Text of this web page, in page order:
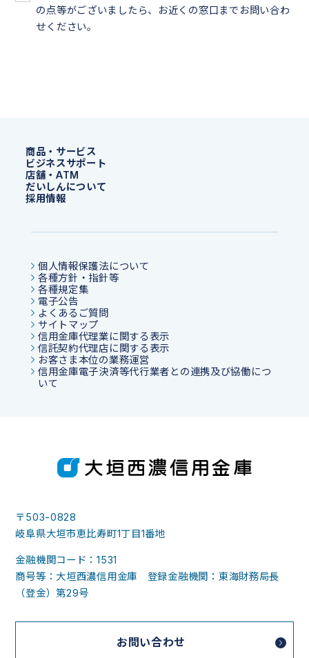
の点等がございましたら、お近くの窓口までお問い合わ
せください。
商品・サービス
ビジネスサポート
店舗・ATM
だいしんについて
採用情報
個人情報保護法について
各種方針・指針等
各種規定集
電子公告
よくあるご質問
サイトマップ
信用金庫代理業に関する表示
信託契約代理店に関する表示
お客さま本位の業務運営
信用金庫電子決済等代行業者との連携及び協働につ
いて
〒503-0828
岐阜県大垣市恵比寿町1丁目1番地
金融機関コード：1531
商号等：大垣西濃信用金庫 登録金融機関：東海財務局長
（登金）第29号
お問い合わせ